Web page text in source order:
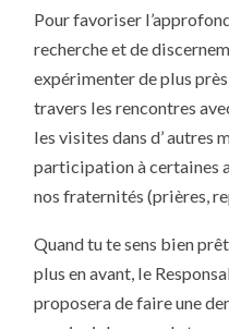
Pour favoriser
recherche et de
expérimenter de plus
travers les rencontres
les visites dans d’ autres
participation à certaines
nos fraternités (prières,
Quand tu te sens bien
plus en avant, le
proposera de faire une